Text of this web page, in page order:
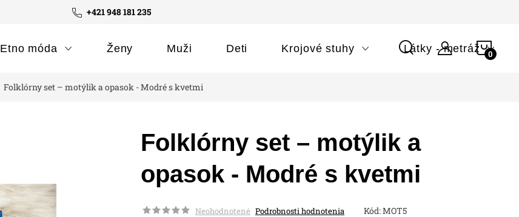
+421 948 181 235
Etno móda Ženy Muži Deti Krojové stuhy Látky - metráž
Folklórny set – motýlik a opasok - Modré s kvetmi
Folklórny set – motýlik a
opasok - Modré s kvetmi
Neohodnotené Podrobnosti hodnotenia Kód:MOT5